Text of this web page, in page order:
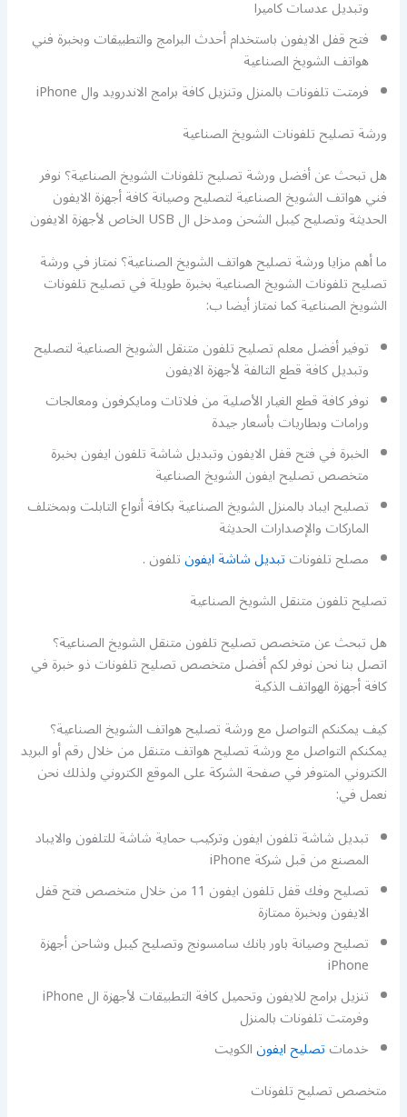
وتبديل عدسات كاميرا
فتح قفل الايفون باستخدام أحدث البرامج والتطبيقات وبخبرة فني
هواتف الشويخ الصناعية
فرمتت تلفونات بالمنزل وتنزيل كافة برامج الاندرويد وال iPhone
ورشة تصليح تلفونات الشويخ الصناعية
هل تبحث عن أفضل ورشة تصليح تلفونات الشويخ الصناعية؟ نوفر
فني هواتف الشويخ الصناعية لتصليح وصيانة كافة أجهزة الايفون
الحديثة وتصليح كيبل الشحن ومدخل ال USB الخاص لأجهزة الايفون
ما أهم مزايا ورشة تصليح هواتف الشويخ الصناعية؟ نمتاز في ورشة
تصليح تلفونات الشويخ الصناعية بخبرة طويلة في تصليح تلفونات
الشويخ الصناعية كما نمتاز أيضا ب:
توفير أفضل معلم تصليح تلفون متنقل الشويخ الصناعية لتصليح
وتبديل كافة قطع التالفة لأجهزة الايفون
نوفر كافة قطع الغيار الأصلية من فلاتات ومايكرفون ومعالجات
ورامات وبطاريات بأسعار جيدة
الخبرة في فتح قفل الايفون وتبديل شاشة تلفون ايفون بخبرة
متخصص تصليح ايفون الشويخ الصناعية
تصليح ايباد بالمنزل الشويخ الصناعية بكافة أنواع التابلت وبمختلف
الماركات والإصدارات الحديثة
مصلح تلفوناتتبديل شاشة ايفونتلفون .
تصليح تلفون متنقل الشويخ الصناعية
هل تبحث عن متخصص تصليح تلفون متنقل الشويخ الصناعية؟
اتصل بنا نحن نوفر لكم أفضل متخصص تصليح تلفونات ذو خبرة في
كافة أجهزة الهواتف الذكية
كيف يمكنكم التواصل مع ورشة تصليح هواتف الشويخ الصناعية؟
يمكنكم التواصل مع ورشة تصليح هواتف متنقل من خلال رقم أو البريد
الكتروني المتوفر في صفحة الشركة على الموقع الكتروني ولذلك نحن
نعمل في:
تبديل شاشة تلفون ايفون وتركيب حماية شاشة للتلفون والايباد
المصنع من قبل شركة iPhone
تصليح وفك قفل تلفون ايفون 11 من خلال متخصص فتح قفل
الايفون وبخبرة ممتازة
تصليح وصيانة باور بانك سامسونج وتصليح كيبل وشاحن أجهزة
iPhone
تنزيل برامج للايفون وتحميل كافة التطبيقات لأجهزة ال iPhone
وفرمتت تلفونات بالمنزل
خدماتتصليح ايفونالكويت
متخصص تصليح تلفونات